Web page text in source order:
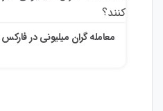
معامله گران میلیونی در